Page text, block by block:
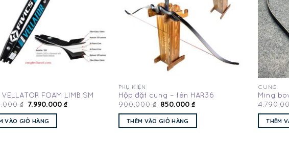
FOAM LIMB SM
₫ 7.990.000₫
VÀO GIỎ HÀNG
PHỤ KIỆN
Hộp đặt cung – tên HAR36
900.000₫ 850.000₫
THÊM VÀO GIỎ HÀNG
CUNG
Ming
THÊM